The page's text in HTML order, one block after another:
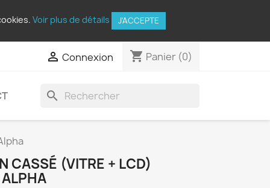
Voir plus de détails J'ACCEPTE
 Connexion shopping_cart Panier (0)
search
CASSÉ (VITRE + LCD)